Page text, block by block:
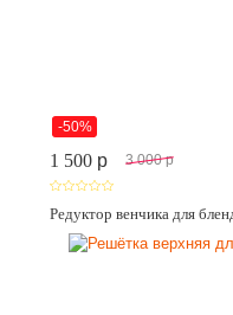
-50%
1 500 p 3 000 p
Редуктор венчика для